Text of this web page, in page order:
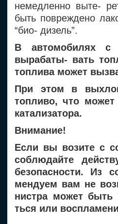
немедленно выте-
быть повреждено
“био- дизель”.
В автомобилях с
вырабаты- вать
топлива может
При этом в
топливо, что
катализатора.
Внимание!
Если вы возите с
соблюдайте
безопасности. Из
мендуем вам не
нистра может
ться или